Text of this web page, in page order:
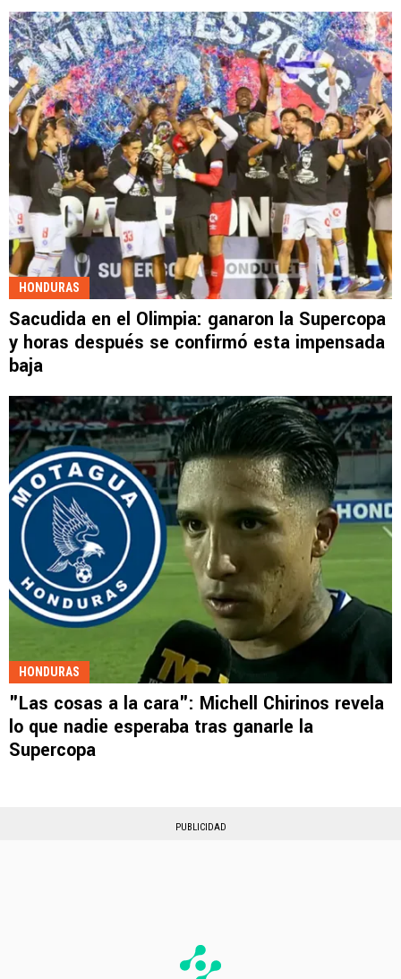
HONDURAS
Sacudida en el Olimpia: ganaron la Supercopa
y horas después se confirmó esta impensada
baja
HONDURAS
"Las cosas a la cara": Michell Chirinos revela
lo que nadie esperaba tras ganarle la
Supercopa
PUBLICIDAD